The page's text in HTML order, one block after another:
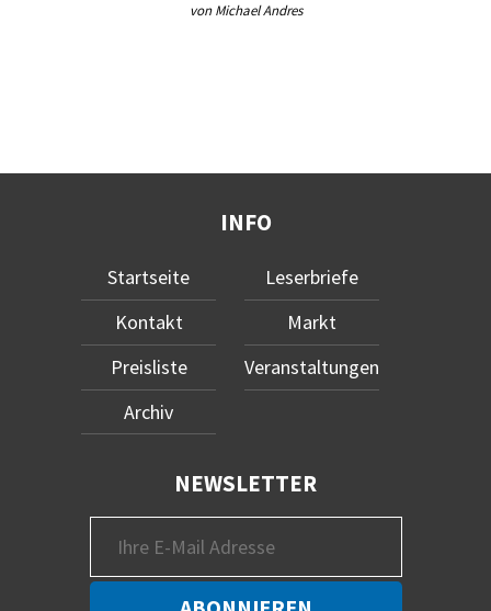
von Michael Andres
INFO
Startseite
Kontakt
Preisliste
Archiv
Leserbriefe
Markt
Veranstaltungen
NEWSLETTER